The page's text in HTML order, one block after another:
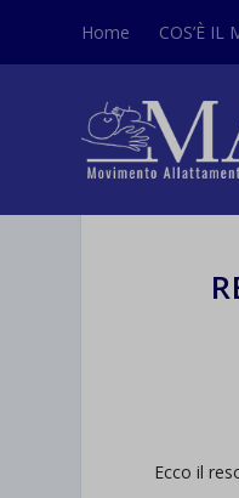
Home COS’È IL
Ecco il